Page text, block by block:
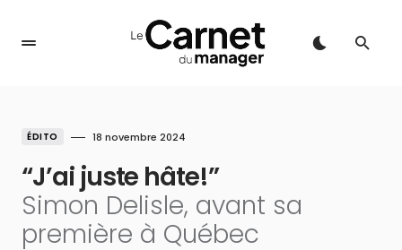
ÉDITO 18 novembre 2024
“J’ai juste hâte!”
Simon Delisle, avant sa
première à Québec